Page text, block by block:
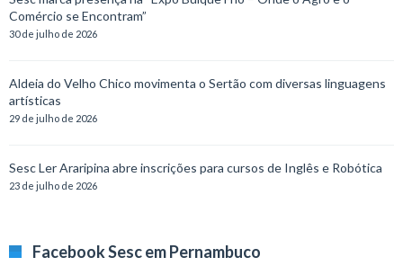
Comércio se Encontram”
30 de julho de 2026
Aldeia do Velho Chico movimenta o Sertão com diversas linguagens
artísticas
29 de julho de 2026
Sesc Ler Araripina abre inscrições para cursos de Inglês e Robótica
23 de julho de 2026
Facebook Sesc em Pernambuco